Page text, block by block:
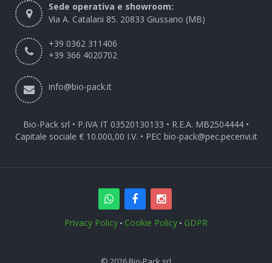
Sede operativa e showroom:
Via A. Catalani 85. 20833 Giussano (MB)
+39 0362 311406
+39 366 4020702
info@bio-pack.it
Bio-Pack srl • P.IVA IT 03520130133 • R.E.A. MB2504444 •
Capitale sociale € 10.000,00 I.V. • PEC bio-pack@pec.pecenvi.it
Privacy Policy • Cookie Policy • GDPR